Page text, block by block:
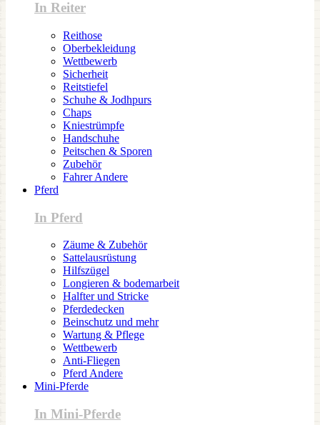
In Reiter
Reithose
Oberbekleidung
Wettbewerb
Sicherheit
Reitstiefel
Schuhe & Jodhpurs
Chaps
Kniestrümpfe
Handschuhe
Peitschen & Sporen
Zubehör
Fahrer Andere
Pferd
In Pferd
Zäume & Zubehör
Sattelausrüstung
Hilfszügel
Longieren & bodemarbeit
Halfter und Stricke
Pferdedecken
Beinschutz und mehr
Wartung & Pflege
Wettbewerb
Anti-Fliegen
Pferd Andere
Mini-Pferde
In Mini-Pferde